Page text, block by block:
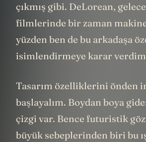
çıkmış gibi. DeLorean,
filmlerinde bir zaman
yüzden ben de bu arkadaşa
isimlendirmeye karar
Tasarım özelliklerini önden
başlayalım. Boydan boya
çizgi var. Bence futuristik
büyük sebeplerinden biri bu